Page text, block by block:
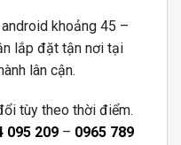
khoảng 45 –
lắp đặt tận nơi tại
lân cận.
tùy theo thời điểm.
095 209 – 0965 789